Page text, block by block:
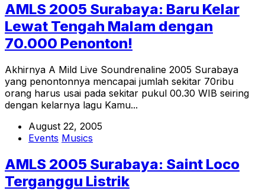
AMLS 2005 Surabaya: Baru Kelar
Lewat Tengah Malam dengan
70.000 Penonton!
Akhirnya A Mild Live Soundrenaline 2005 Surabaya
yang penontonnya mencapai jumlah sekitar 70ribu
orang harus usai pada sekitar pukul 00.30 WIB seiring
dengan kelarnya lagu Kamu...
August 22, 2005
Events Musics
AMLS 2005 Surabaya: Saint Loco
Terganggu Listrik